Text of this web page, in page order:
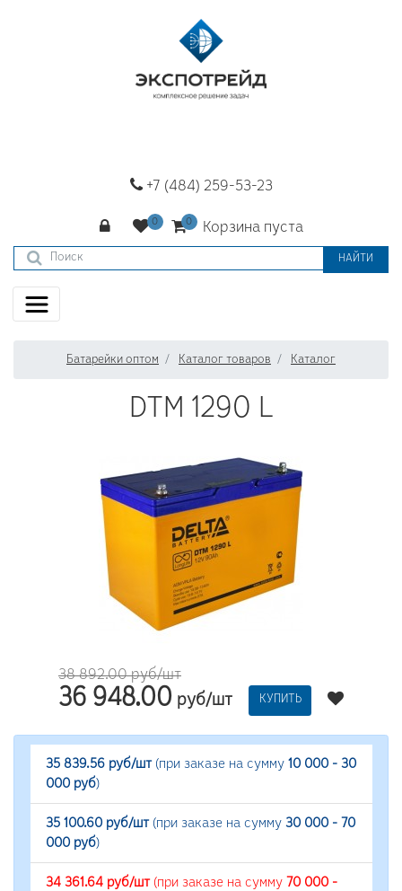
+7 (484) 259-53-23
Корзина пуста
НАЙТИ
Батарейки оптом Каталог товаров Каталог
DTM 1290 L
38 892.00 руб/шт
36 948.00 руб/шт КУПИТЬ
35 839.56 руб/шт(при заказе на сумму 10 000 - 30
000 руб)
35 100.60 руб/шт(при заказе на сумму 30 000 - 70
000 руб)
34 361.64 руб/шт(при заказе на сумму 70 000 -